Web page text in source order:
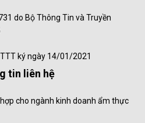
do Bộ Thông Tin và Truyền
ký ngày 14/01/2021
tin liên hệ
cho ngành kinh doanh ẩm thực